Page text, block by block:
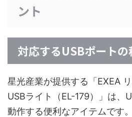
ント
対応するUSBポートの
星光産業が提供する「EXEA
USBライト（EL-179）」は、
動作する便利なアイテムです